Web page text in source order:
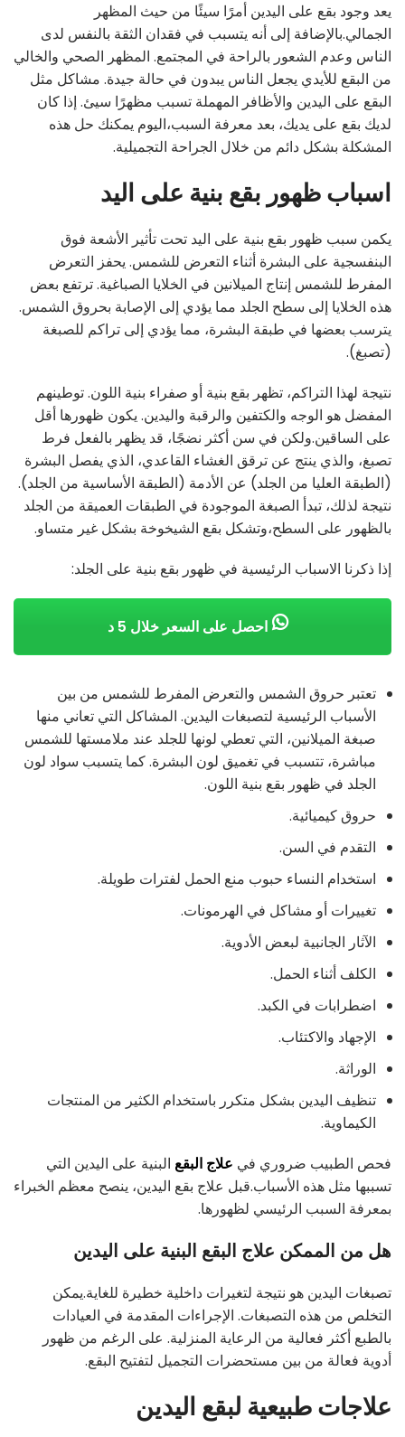
يعد وجود بقع على اليدين أمرًا سيئًا من حيث المظهر
الجمالي.بالإضافة إلى أنه يتسبب في فقدان الثقة بالنفس لدى
الناس وعدم الشعور بالراحة في المجتمع. المظهر الصحي والخالي
من البقع للأيدي يجعل الناس يبدون في حالة جيدة. مشاكل مثل
البقع على اليدين والأظافر المهملة تسبب مظهرًا سيئ. إذا كان
لديك بقع على يديك، بعد معرفة السبب،اليوم يمكنك حل هذه
المشكلة بشكل دائم من خلال الجراحة التجميلية.
اسباب ظهور بقع بنية على اليد
يكمن سبب ظهور بقع بنية على اليد تحت تأثير الأشعة فوق
البنفسجية على البشرة أثناء التعرض للشمس. يحفز التعرض
المفرط للشمس إنتاج الميلانين في الخلايا الصباغية. ترتفع بعض
هذه الخلايا إلى سطح الجلد مما يؤدي إلى الإصابة بحروق الشمس.
يترسب بعضها في طبقة البشرة، مما يؤدي إلى تراكم للصبغة
(تصبغ).
نتيجة لهذا التراكم، تظهر بقع بنية أو صفراء بنية اللون. توطينهم
المفضل هو الوجه والكتفين والرقبة واليدين. يكون ظهورها أقل
على الساقين.ولكن في سن أكثر نضجًا، قد يظهر بالفعل فرط
تصبغ، والذي ينتج عن ترقق الغشاء القاعدي، الذي يفصل البشرة
(الطبقة العليا من الجلد) عن الأدمة (الطبقة الأساسية من الجلد).
نتيجة لذلك، تبدأ الصبغة الموجودة في الطبقات العميقة من الجلد
بالظهور على السطح،وتشكل بقع الشيخوخة بشكل غير متساو.
إذا ذكرنا الاسباب الرئيسية في ظهور بقع بنية على الجلد:
احصل على السعر خلال 5 د
تعتبر حروق الشمس والتعرض المفرط للشمس من بين
الأسباب الرئيسية لتصبغات اليدين. المشاكل التي تعاني منها
صبغة الميلانين، التي تعطي لونها للجلد عند ملامستها للشمس
مباشرة، تتسبب في تغميق لون البشرة. كما يتسبب سواد لون
الجلد في ظهور بقع بنية اللون.
حروق كيميائية.
التقدم في السن.
استخدام النساء حبوب منع الحمل لفترات طويلة.
تغييرات أو مشاكل في الهرمونات.
الآثار الجانبية لبعض الأدوية.
الكلف أثناء الحمل.
اضطرابات في الكبد.
الإجهاد والاكتئاب.
الوراثة.
تنظيف اليدين بشكل متكرر باستخدام الكثير من المنتجات
الكيماوية.
فحص الطبيب ضروري في علاج البقع البنية على اليدين التي
تسببها مثل هذه الأسباب.قبل علاج بقع اليدين، ينصح معظم الخبراء
بمعرفة السبب الرئيسي لظهورها.
هل من الممكن علاج البقع البنية على اليدين
تصبغات اليدين هو نتيجة لتغيرات داخلية خطيرة للغاية.يمكن
التخلص من هذه التصبغات. الإجراءات المقدمة في العيادات
بالطبع أكثر فعالية من الرعاية المنزلية. على الرغم من ظهور
أدوية فعالة من بين مستحضرات التجميل لتفتيح البقع.
علاجات طبيعية لبقع اليدين